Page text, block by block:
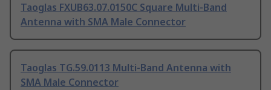
Taoglas FXUB63.07.0150C Square Multi-Band
Antenna with SMA Male Connector
Taoglas TG.59.0113 Multi-Band Antenna with
SMA Male Connector